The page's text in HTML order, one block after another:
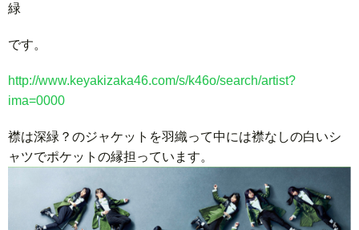
緑
です。
http://www.keyakizaka46.com/s/k46o/search/artist?
ima=0000
襟は深緑？のジャケットを羽織って中には襟なしの白いシ
ャツでポケットの縁担っています。